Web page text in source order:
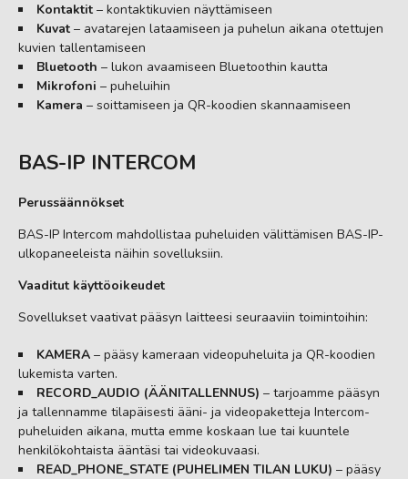
Kontaktit – kontaktikuvien näyttämiseen
Kuvat – avatarejen lataamiseen ja puhelun aikana otettujen
kuvien tallentamiseen
Bluetooth – lukon avaamiseen Bluetoothin kautta
Mikrofoni – puheluihin
Kamera – soittamiseen ja QR-koodien skannaamiseen
BAS-IP INTERCOM
Perussäännökset
BAS-IP Intercom mahdollistaa puheluiden välittämisen BAS-IP-
ulko­paneeleista näihin sovelluksiin.
Vaaditut käyttöoikeudet
Sovellukset vaativat pääsyn laitteesi seuraaviin toimintoihin:
KAMERA – pääsy kameraan videopuheluita ja QR-koodien
lukemista varten.
RECORD_AUDIO (ÄÄNITALLENNUS) – tarjoamme pääsyn
ja tallennamme tilapäisesti ääni- ja videopaketteja Intercom-
puheluiden aikana, mutta emme koskaan lue tai kuuntele
henkilökohtaista ääntäsi tai videokuvaasi.
READ_PHONE_STATE (PUHELIMEN TILAN LUKU) – pääsy